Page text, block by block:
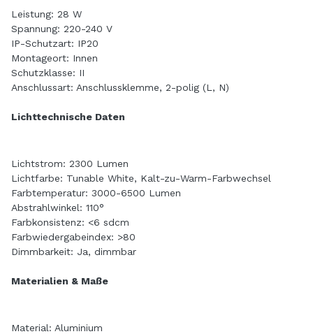
Leistung: 28 W
Spannung: 220-240 V
IP-Schutzart: IP20
Montageort: Innen
Schutzklasse: II
Anschlussart: Anschlussklemme, 2-polig (L, N)
Lichttechnische Daten
Lichtstrom: 2300 Lumen
Lichtfarbe: Tunable White, Kalt-zu-Warm-Farbwechsel
Farbtemperatur: 3000-6500 Lumen
Abstrahlwinkel: 110°
Farbkonsistenz: <6 sdcm
Farbwiedergabeindex: >80
Dimmbarkeit: Ja, dimmbar
Materialien & Maße
Material: Aluminium